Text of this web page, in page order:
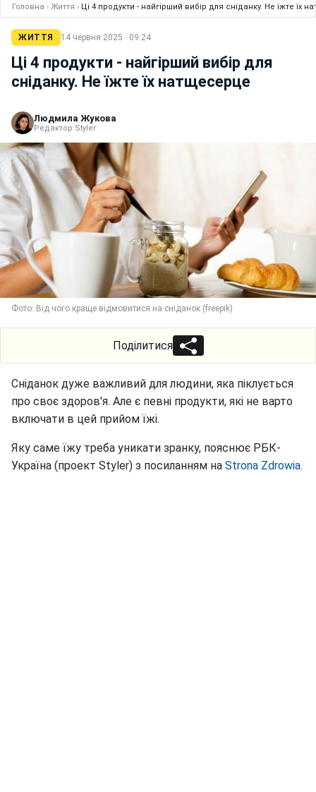
Головна › Життя › Ці 4 продукти - найгірший вибір для сніданку. Не їжте їх
ЖИТТЯ 14 червня 2025 · 09:24
Ці 4 продукти - найгірший вибір для
сніданку. Не їжте їх натщесерце
Людмила Жукова
Редактор Styler
Фото: Від чого краще відмовитися на сніданок (freepik)
Поділитися
Сніданок дуже важливий для людини, яка піклується
про своє здоров'я. Але є певні продукти, які не варто
включати в цей прийом їжі.
Яку саме їжу треба уникати зранку, пояснює РБК-
Україна (проект Styler) з посиланням на Strona Zdrowia.